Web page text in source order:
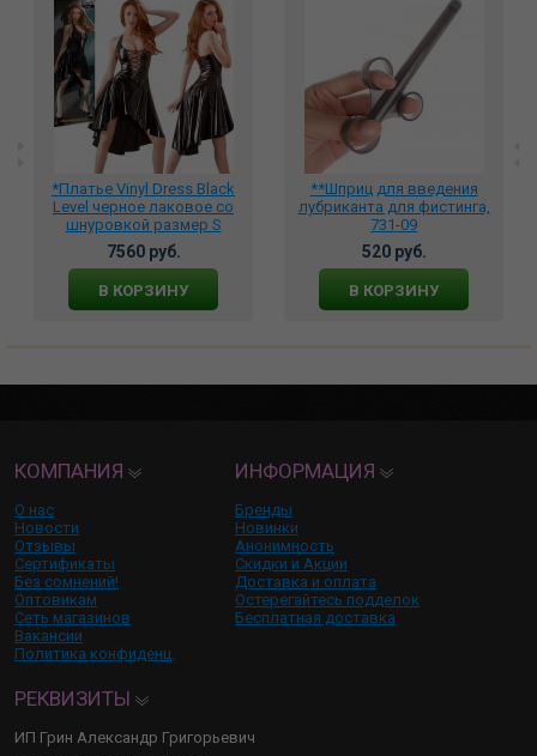
*Платье Vinyl Dress Black
Level черное лаковое со
шнуровкой размер S
28509661022
7560 руб.
В КОРЗИНУ
**Шприц для введения
лубриканта для фистинга,
731-09
520 руб.
В КОРЗИНУ
КОМПАНИЯ
О нас
Новости
Отзывы
Сертификаты
Без сомнений!
Оптовикам
Сеть магазинов
Вакансии
Политика конфиденц.
ИНФОРМАЦИЯ
Бренды
Новинки
Анонимность
Скидки и Акции
Доставка и оплата
Остерегайтесь подделок
Бесплатная доставка
РЕКВИЗИТЫ
ИП Грин Александр Григорьевич